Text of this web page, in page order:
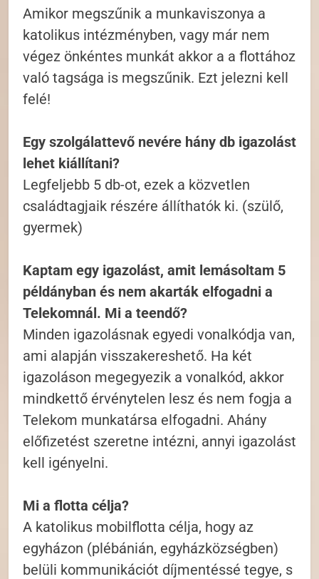
Amikor megszűnik a munkaviszonya a
katolikus intézményben, vagy már nem
végez önkéntes munkát akkor a a flottához
való tagsága is megszűnik. Ezt jelezni kell
felé!
Egy szolgálattevő nevére hány db igazolást
lehet kiállítani?
Legfeljebb 5 db-ot, ezek a közvetlen
családtagjaik részére állíthatók ki. (szülő,
gyermek)
Kaptam egy igazolást, amit lemásoltam 5
példányban és nem akarták elfogadni a
Telekomnál. Mi a teendő?
Minden igazolásnak egyedi vonalkódja van,
ami alapján visszakereshető. Ha két
igazoláson megegyezik a vonalkód, akkor
mindkettő érvénytelen lesz és nem fogja a
Telekom munkatársa elfogadni. Ahány
előfizetést szeretne intézni, annyi igazolást
kell igényelni.
Mi a flotta célja?
A katolikus mobilflotta célja, hogy az
egyházon (plébánián, egyházközségben)
belüli kommunikációt díjmentéssé tegye, s